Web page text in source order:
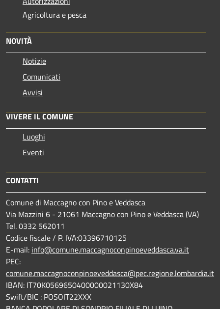
Agricoltura e pesca
NOVITÀ
Notizie
Comunicati
Avvisi
VIVERE IL COMUNE
Luoghi
Eventi
CONTATTI
Comune di Maccagno con Pino e Veddasca
Via Mazzini 6 - 21061 Maccagno con Pino e Veddasca (VA)
Tel. 0332 562011
Codice fiscale / P. IVA:03396710125
E-mail: info@comune.maccagnoconpinoeveddasca.va.it
PEC:
comune.maccagnoconpinoeveddasca@pec.regione.lombardia.it
IBAN: IT70K0569650400000021130X84
Swift/BIC : POSOIT22XXX